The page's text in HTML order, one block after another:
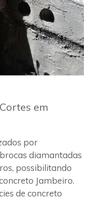
em
por
diamantadas
possibilitando
Jambeiro.
de concreto